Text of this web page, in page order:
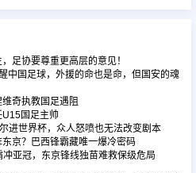
足协要尊重更高层的意见！
中国足球，外援的命也是命，但国安的魂
奇执教国足遇阻
国足主帅
进世界杯，众人怒喷也无法改变剧本
京？巴西锋霸藏唯一爆冷密码
亚冠，东京锋线独苗难救保级危局